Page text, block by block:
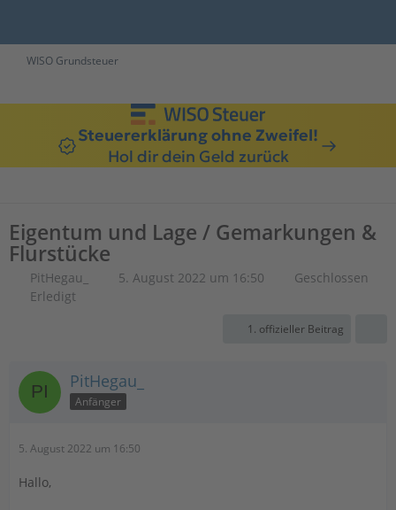
WISO Grundsteuer
Steuererklärung ohne Zweifel!
Hol dir dein Geld zurück
Eigentum und Lage / Gemarkungen &
Flurstücke
PitHegau_ 5. August 2022 um 16:50
Geschlossen
Erledigt
1. offizieller Beitrag
PitHegau_
Anfänger
5. August 2022 um 16:50
Hallo,